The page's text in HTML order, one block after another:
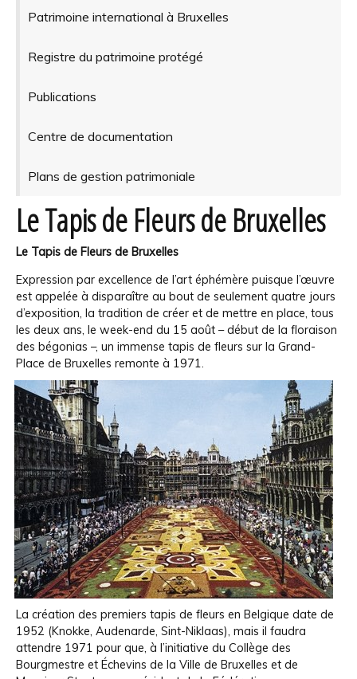
Patrimoine international à Bruxelles
Registre du patrimoine protégé
Publications
Centre de documentation
Plans de gestion patrimoniale
Le Tapis de Fleurs de Bruxelles
Le Tapis de Fleurs de Bruxelles
Expression par excellence de l’art éphémère puisque l’œuvre
est appelée à disparaître au bout de seulement quatre jours
d’exposition, la tradition de créer et de mettre en place, tous
les deux ans, le week-end du 15 août – début de la floraison
des bégonias –, un immense tapis de fleurs sur la Grand-
Place de Bruxelles remonte à 1971.
La création des premiers tapis de fleurs en Belgique date de
1952 (Knokke, Audenarde, Sint-Niklaas), mais il faudra
attendre 1971 pour que, à l’initiative du Collège des
Bourgmestre et Échevins de la Ville de Bruxelles et de